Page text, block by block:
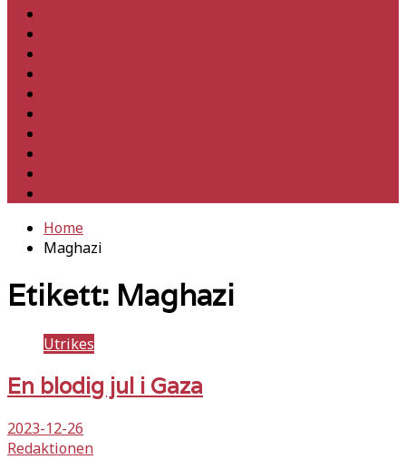
Home
Maghazi
Etikett: Maghazi
Utrikes
En blodig jul i Gaza
2023-12-26
Redaktionen